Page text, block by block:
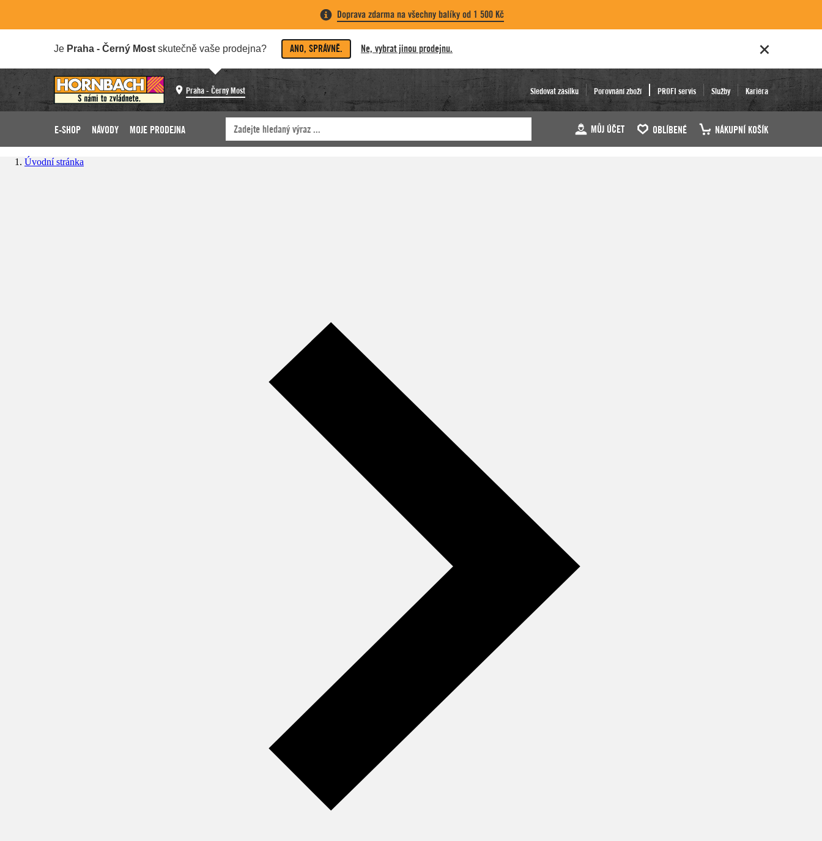
Doprava zdarma na všechny balíky od 1 500 Kč
Je Praha - Černý Most skutečně vaše prodejna? ANO, SPRÁVNĚ. Ne, vybrat jinou prodejnu.
Praha - Černý Most Sledovat zásilku Porovnání zboží PROFI servis Služby Kariéra
E-SHOP NÁVODY MOJE PRODEJNA MŮJ ÚČET OBLÍBENÉ NÁKUPNÍ KOŠÍK
Úvodní stránka